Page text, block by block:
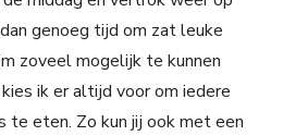
genoeg tijd om zat leuke
zoveel mogelijk te kunnen
ik er altijd voor om iedere
te eten. Zo kun jij ook met een